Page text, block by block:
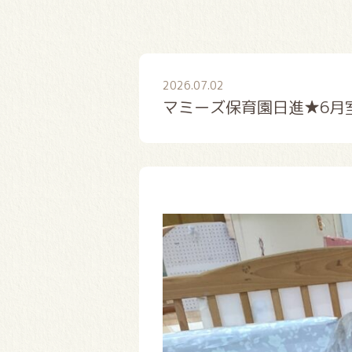
2026.07.02
マミーズ保育園日進★6月